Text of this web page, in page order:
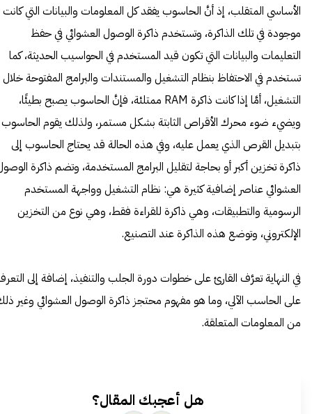
الأساسي المتقلب، إذ أنَّ الحاسوب يفقد كل المعلومات والبيانات التي كانت
موجودة في تلك الذاكرة، وتستخدم ذاكرة الوصول العشوائي في حفظ
التعليمات والبيانات التي تكون قيد المستخدم في الحواسيب الحديثة، كما
تستخدم في الاحتفاظ بنظام التشغيل والمستندات والبرامج المفتوحة خلال
التشغيل، أمَّا إذا كانت ذاكرة RAM ممتلئة، فإنَّ الحاسوب يصبح بطيئًا،
ويضيء ضوء محرك الأقراص الثابتة بشكل مستمر، ولذلك يقوم الحاسوب
بتبديل القرص الذي يعمل عليه، وفي هذه الحالة قد يحتاج الحاسوب إلى
ذاكرة تخزين أكبر أو بحاجة لتقليل البرامج المستخدمة، وتضم ذاكرة
العشوائي عناصر إضافية كثيرة هي: نظام التشغيل وواجهة المستخدم
الرسومية والتطبيقات، وهي ذاكرة للقراءة فقط، وهي نوع من التخزين
الإلكتروني، وتوضع هذه الذاكرة عند التصنيع.
في النهاية تعرَّف القارئ على خطوات دورة الجلب والتنفيذ، إضافة إلى
على الحاسب الآلي، وما هو مفهوم محتجز ذاكرة الوصول العشوائي وغير
من المعلومات المتعلقة.
هل أعجبك المقال؟